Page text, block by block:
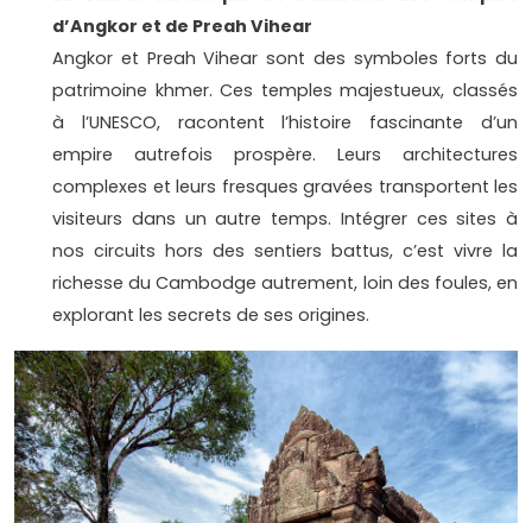
d’Angkor et de Preah Vihear
Angkor et Preah Vihear sont des symboles forts du
patrimoine khmer. Ces temples majestueux, classés
à l’UNESCO, racontent l’histoire fascinante d’un
empire autrefois prospère. Leurs architectures
complexes et leurs fresques gravées transportent les
visiteurs dans un autre temps. Intégrer ces sites à
nos circuits hors des sentiers battus, c’est vivre la
richesse du Cambodge autrement, loin des foules, en
explorant les secrets de ses origines.